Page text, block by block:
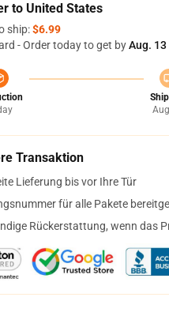
to United States
ship:$6.99
- Order today to get byAug. 13
Transaktion
Lieferung bis vor Ihre Tür
für alle Pakete
Rückerstattung, wenn das